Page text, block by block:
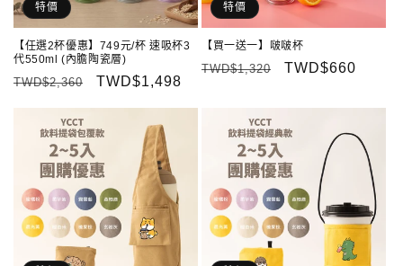
特價
【任選2杯優惠】749元/杯 速吸杯3
代550ml (內膽陶瓷層)
定
TWD$2,360
售
TWD$1,498
特價
【買一送一】啵啵杯
定
TWD$1,320
售
TWD$660